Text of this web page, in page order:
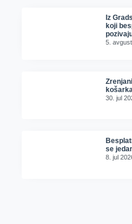
Iz
koji
5.
30. jul
se
8. jul